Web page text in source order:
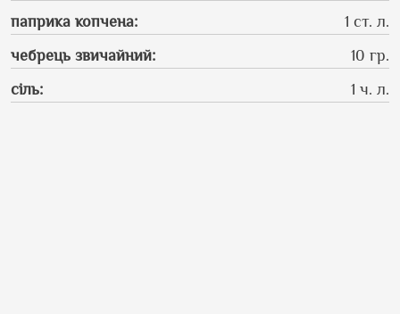
паприка копчена:
1 ст. л.
чебрець звичайний:
10 гр.
сіль: 1 ч. л.